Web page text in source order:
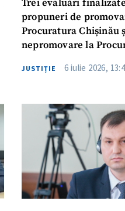
Trei evaluări
propuneri de
Procuratura Chișinău
nepromovare la
JUSTIȚIE 6 iulie 2026,